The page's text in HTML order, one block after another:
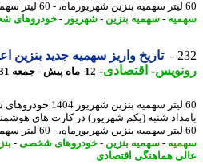
-سهمیه بنزین- شهریور-خودروهای
تاریخ واریز سهمیه جدید بنزین
-اقتصادی-12 ماه پیش - جمعه 31 مرداد 1404، 18:08
60 لیتر سهمیه بنزین
شنبه (یکم شهریور) در کارت های
-سهمیه بنزین- خودروهای شخصی-بنزین-
هماهنگی اقتصادی